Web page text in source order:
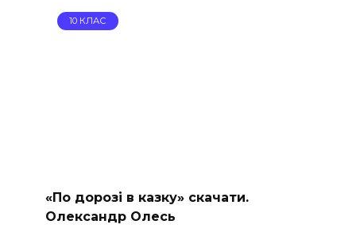
10 КЛАС
«По дорозі в казку» скачати.
Олександр Олесь